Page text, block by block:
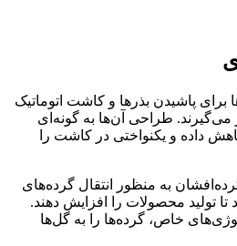
برای پاشیدن بذرها و کاشت اتوماتیک
می‌گیرند. طراحی آن‌ها به گونه‌ای
داده و یکنواختی در کاشت را
به منظور انتقال گرده‌های
تولید محصولات را افزایش دهند.
خاص، گرده‌ها را به گل‌ها